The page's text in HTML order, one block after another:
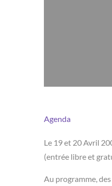
Agenda
Le 19 et 20 Avril
(entrée libre et
Au programme,